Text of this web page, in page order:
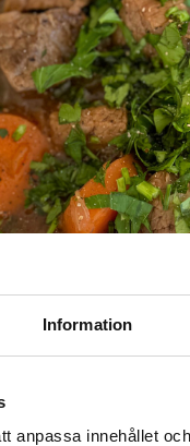
Information
anpassa innehållet